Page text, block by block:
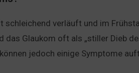
schleichend verläuft und im
das Glaukom oft als „stiller Dieb
jedoch einige Symptome